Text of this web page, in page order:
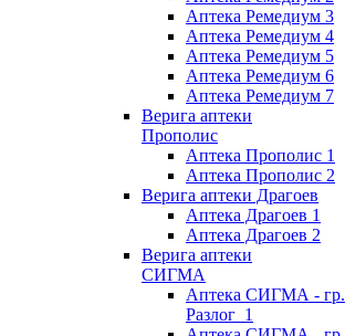
Аптека Ремедиум 3
Аптека Ремедиум 4
Аптека Ремедиум 5
Аптека Ремедиум 6
Аптека Ремедиум 7
Верига аптеки
Прополис
Аптека Прополис 1
Аптека Прополис 2
Верига аптеки Драгоев
Аптека Драгоев 1
Аптека Драгоев 2
Верига аптеки
СИГМА
Аптека СИГМА - гр.
Разлог_1